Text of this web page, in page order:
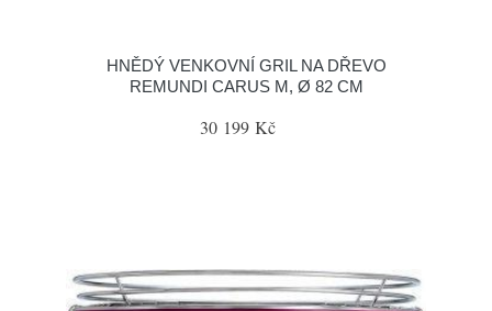
HNĚDÝ VENKOVNÍ GRIL NA DŘEVO
REMUNDI CARUS M, Ø 82 CM
30 199 Kč